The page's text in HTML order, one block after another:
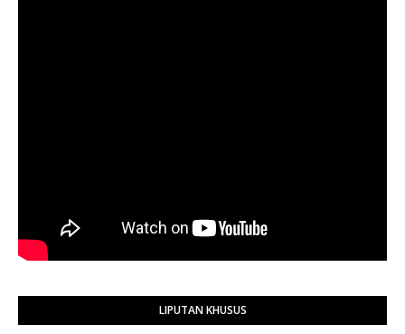
LIPUTAN KHUSUS